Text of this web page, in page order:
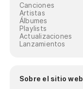
Canciones
Artistas
Álbumes
Playlists
Actualizaciones
Lanzamientos
Sobre el sitio web